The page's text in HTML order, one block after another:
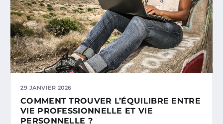
29 JANVIER 2026
COMMENT TROUVER L’ÉQUILIBRE ENTRE
VIE PROFESSIONNELLE ET VIE
PERSONNELLE ?